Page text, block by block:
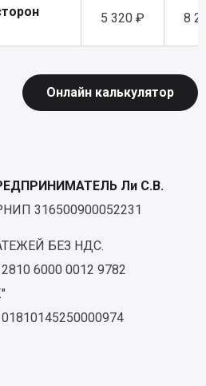
5 320 ₽ 8
Онлайн калькулятор
Ли С.В.
316500900052231
БЕЗ НДС.
6000 0012 9782